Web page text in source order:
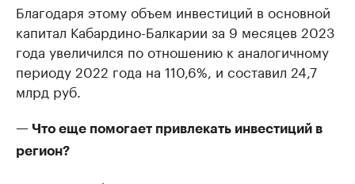
Благодаря этому объем инвестиций в основной
капитал Кабардино-Балкарии за 9 месяцев 2023
года увеличился по отношению к аналогичному
периоду 2022 года на 110,6%, и составил 24,7
млрд руб.
— Что еще помогает привлекать инвестиций в
регион?